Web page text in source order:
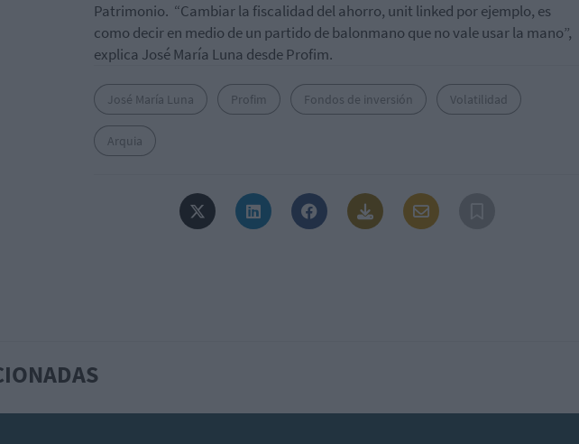
Patrimonio. “Cambiar la fiscalidad del ahorro, unit linked por ejemplo, es
como decir en medio de un partido de balonmano que no vale usar la mano”,
explica José María Luna desde Profim.
José María Luna Profim Fondos de inversión Volatilidad
Arquia